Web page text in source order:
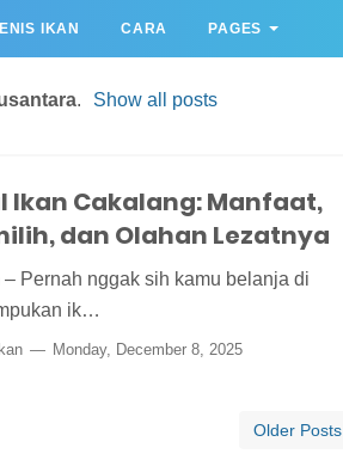
IKAN CARA PAGES
. Show all posts
Ikan Cakalang: Manfaat,
dan Olahan Lezatnya
– Pernah nggak sih kamu belanja di
ik…
Monday, December 8, 2025
Older Posts